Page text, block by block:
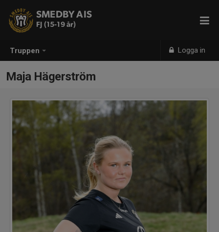
Truppen Logga in
SMEDBY AIS
FJ (15-19 år)
Maja Hägerström